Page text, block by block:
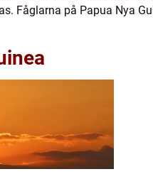
Fåglarna på Papua Nya